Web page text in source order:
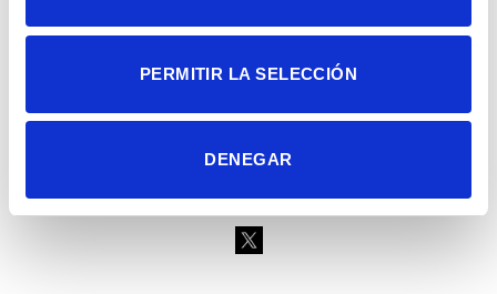
PERMITIR LA SELECCIÓN
DENEGAR
Fax + 34 965 91 95 61